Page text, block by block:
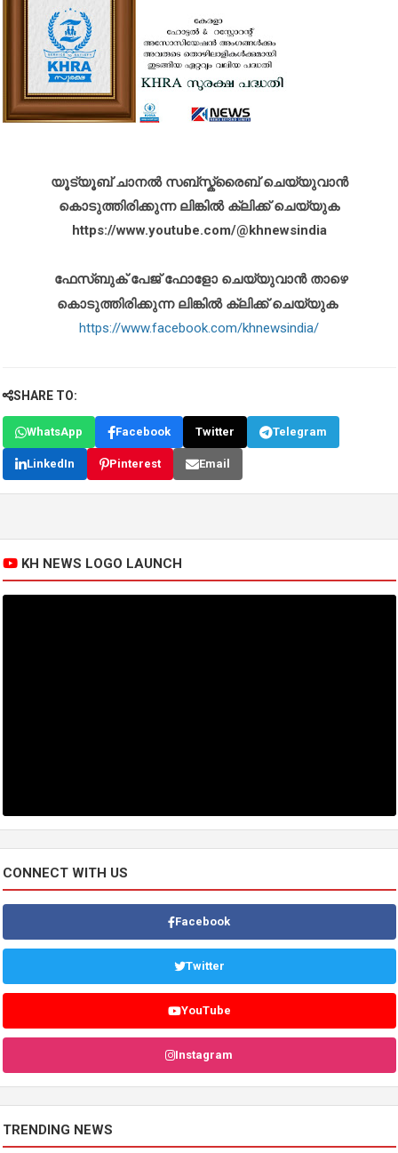
യൂട്യൂബ് ചാനൽ സബ്സ്ക്രൈബ് ചെയ്യുവാൻ
കൊടുത്തിരിക്കുന്ന ലിങ്കിൽ ക്ലിക്ക് ചെയ്യുക
https://www.youtube.com/@khnewsindia
ഫേസ്ബുക് പേജ് ഫോളോ ചെയ്യുവാൻ താഴെ
കൊടുത്തിരിക്കുന്ന ലിങ്കിൽ ക്ലിക്ക് ചെയ്യുക
https://www.facebook.com/khnewsindia/
SHARE TO:
WhatsApp Facebook Twitter Telegram
LinkedIn Pinterest Email
KH NEWS LOGO LAUNCH
CONNECT WITH US
Facebook
Twitter
YouTube
Instagram
TRENDING NEWS